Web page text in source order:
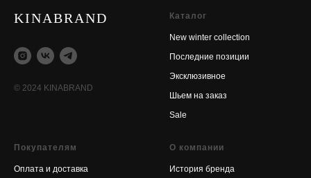
KINABRAND
© 2024 KINABRAND
Каталог
New winter collection
Последние позиции
Эксклюзивное
Шьем на заказ
Sale
Покупателям
Оплата и доставка
О компании
История бренда